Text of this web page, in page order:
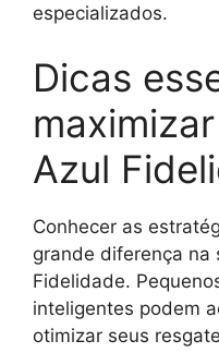
especializados.
Dicas
Azul
Conhecer as
grande diferença na
Fidelidade.
inteligentes podem
otimizar seus